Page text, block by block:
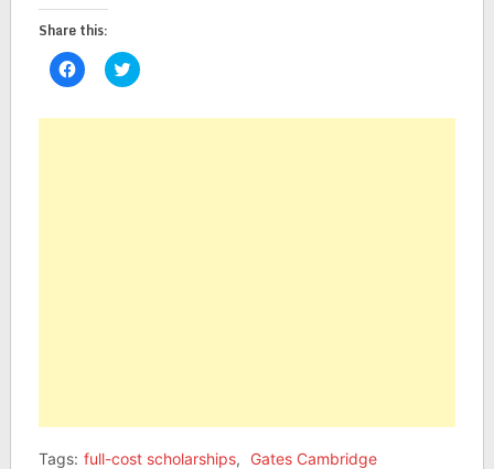
Share this:
Click
to
Facebook
Click
to
Twitter
Tags: full-cost scholarships,
Gates Cambridge